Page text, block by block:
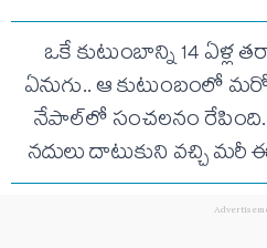
ఒకే కుటుంబాన్ని 14 ఏళ్ల
ఏనుగు.. ఆ కుటుంబంలో
నేపాల్‌లో సంచలనం రేపింది.
నదులు దాటుకుని వచ్చి